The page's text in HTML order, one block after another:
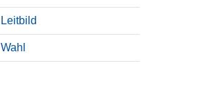
Leitbild
Wahl